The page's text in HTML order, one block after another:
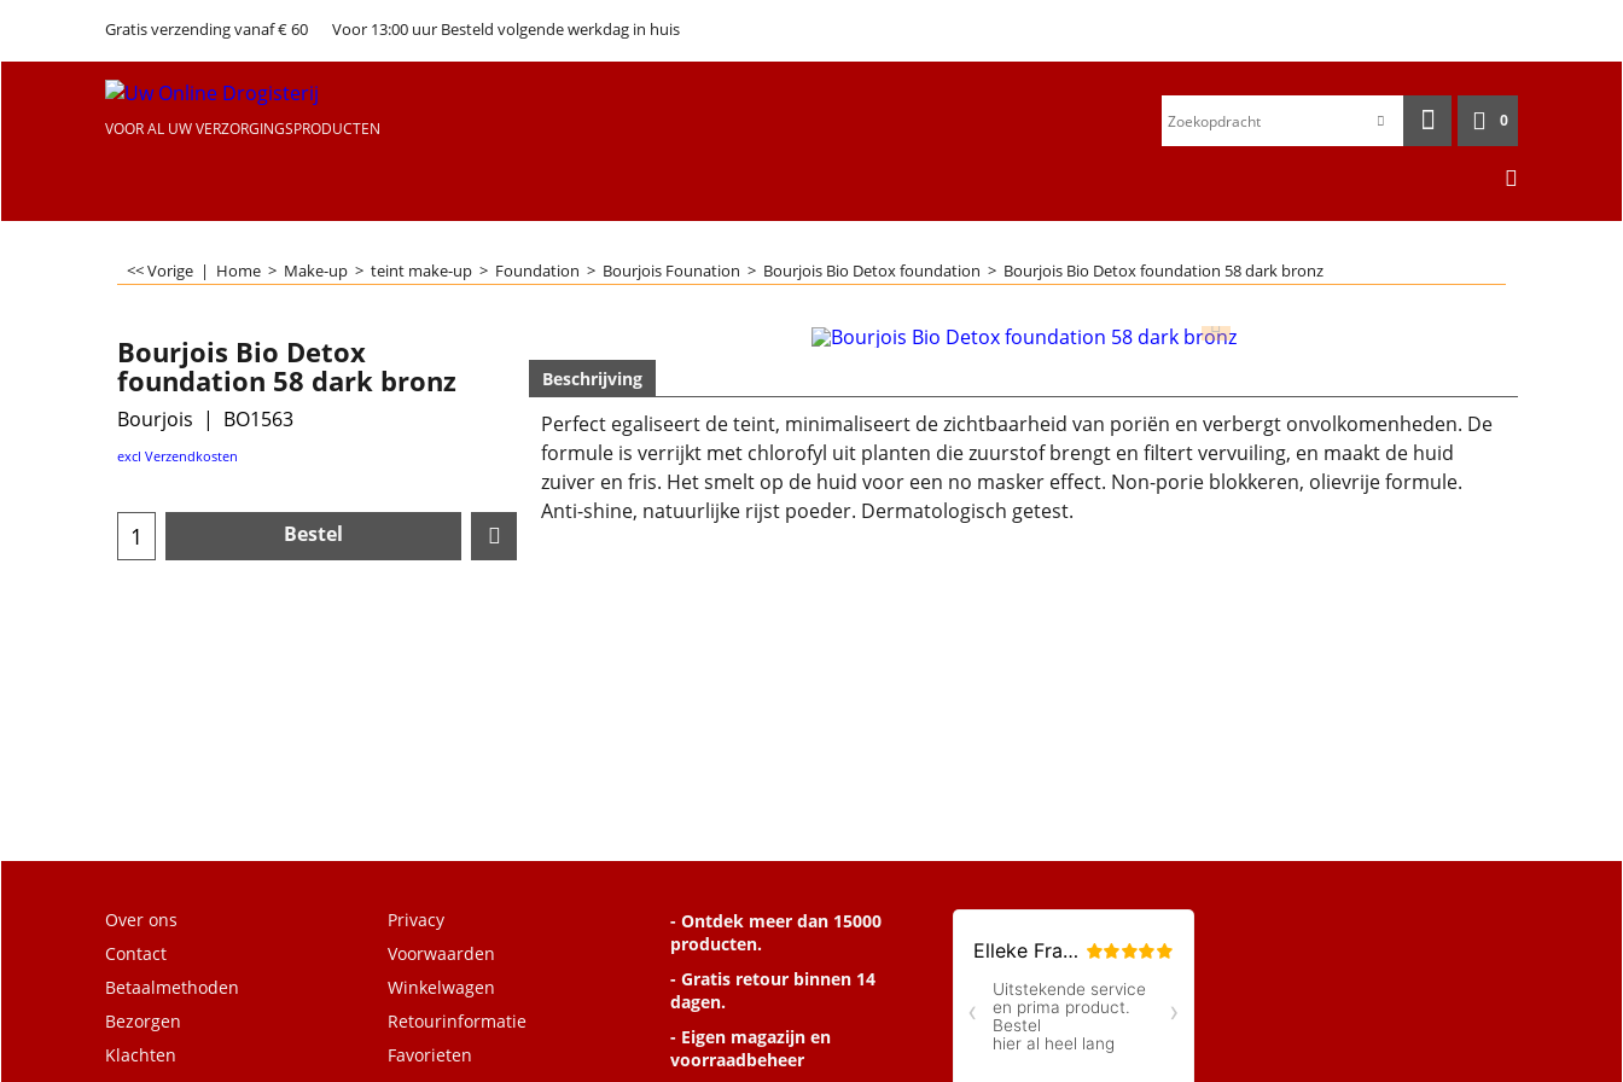
Gratis verzending vanaf € 60 Voor 13:00 uur Besteld volgende werkdag in huis
VOOR AL UW VERZORGINGSPRODUCTEN 0
<< Vorige | Home > Make-up > teint make-up > Foundation > Bourjois Founation > Bourjois Bio Detox foundation > Bourjois Bio Detox foundation 58 dark bronz
Bourjois Bio Detox
foundation 58 dark bronz
Bourjois BO1563
excl Verzendkosten
Bestel
Beschrijving
Perfect egaliseert de teint, minimaliseert de zichtbaarheid van poriën en verbergt onvolkomenheden. De
formule is verrijkt met chlorofyl uit planten die zuurstof brengt en filtert vervuiling, en maakt de huid
zuiver en fris. Het smelt op de huid voor een no masker effect. Non-porie blokkeren, olievrije formule.
Anti-shine, natuurlijke rijst poeder. Dermatologisch getest.
Over ons
Contact
Betaalmethoden
Bezorgen
Klachten
Privacy
Voorwaarden
Winkelwagen
Retourinformatie
Favorieten
- Ontdek meer dan 15000
producten.
- Gratis retour binnen 14
dagen.
- Eigen magazijn en
voorraadbeheer